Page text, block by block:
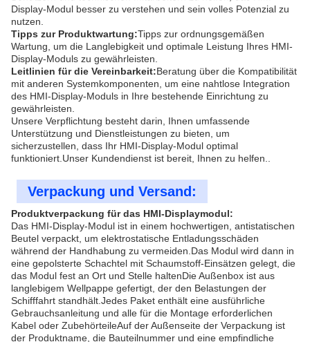
Display-Modul besser zu verstehen und sein volles Potenzial zu
nutzen.
Tipps zur Produktwartung:Tipps zur ordnungsgemäßen
Wartung, um die Langlebigkeit und optimale Leistung Ihres HMI-
Display-Moduls zu gewährleisten.
Leitlinien für die Vereinbarkeit:Beratung über die Kompatibilität
mit anderen Systemkomponenten, um eine nahtlose Integration
des HMI-Display-Moduls in Ihre bestehende Einrichtung zu
gewährleisten.
Unsere Verpflichtung besteht darin, Ihnen umfassende
Unterstützung und Dienstleistungen zu bieten, um
sicherzustellen, dass Ihr HMI-Display-Modul optimal
funktioniert.Unser Kundendienst ist bereit, Ihnen zu helfen..
Verpackung und Versand:
Produktverpackung für das HMI-Displaymodul:
Das HMI-Display-Modul ist in einem hochwertigen, antistatischen
Beutel verpackt, um elektrostatische Entladungsschäden
während der Handhabung zu vermeiden.Das Modul wird dann in
eine gepolsterte Schachtel mit Schaumstoff-Einsätzen gelegt, die
das Modul fest an Ort und Stelle haltenDie Außenbox ist aus
langlebigem Wellpappe gefertigt, der den Belastungen der
Schifffahrt standhält.Jedes Paket enthält eine ausführliche
Gebrauchsanleitung und alle für die Montage erforderlichen
Kabel oder ZubehörteileAuf der Außenseite der Verpackung ist
der Produktname, die Bauteilnummer und eine empfindliche